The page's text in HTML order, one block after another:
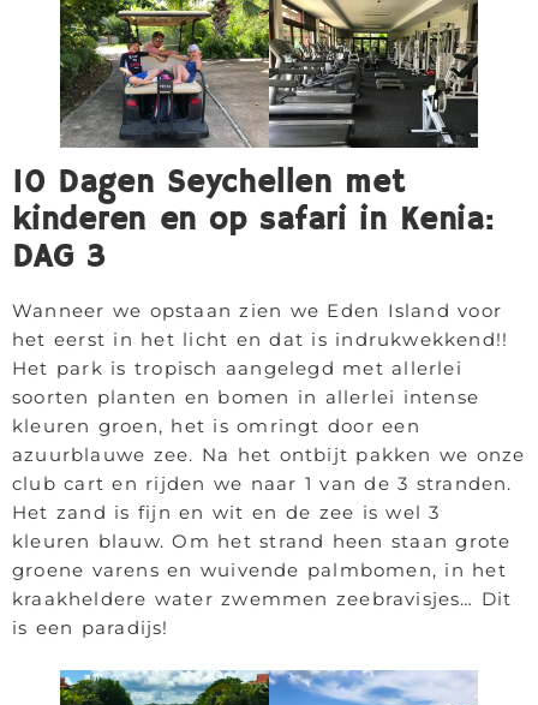
10 Dagen Seychellen met
kinderen en op safari in Kenia:
DAG 3
Wanneer we opstaan zien we Eden Island voor
het eerst in het licht en dat is indrukwekkend!!
Het park is tropisch aangelegd met allerlei
soorten planten en bomen in allerlei intense
kleuren groen, het is omringt door een
azuurblauwe zee. Na het ontbijt pakken we onze
club cart en rijden we naar 1 van de 3 stranden.
Het zand is fijn en wit en de zee is wel 3
kleuren blauw. Om het strand heen staan grote
groene varens en wuivende palmbomen, in het
kraakheldere water zwemmen zeebravisjes… Dit
is een paradijs!